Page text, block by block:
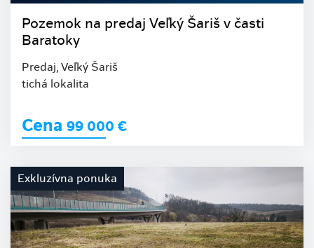
Pozemok na predaj Veľký Šariš v časti
Baratoky
Predaj, Veľký Šariš
tichá lokalita
Cena 99 000 €
Exkluzívna ponuka